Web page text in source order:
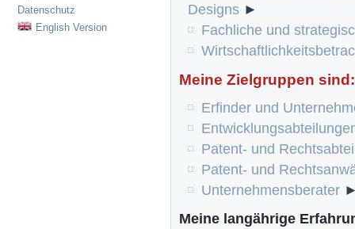
Datenschutz
English Version
Designs ►
Fachliche und
Meine Zielgruppen sind:
Erfinder und
Patent- und
Patent- und
Unternehmensberater
Meine langährige